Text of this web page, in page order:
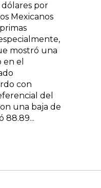
por
Mexicanos
mostró una
el
con
del
una baja de
88.89...